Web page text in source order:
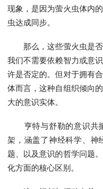
现象，是因为萤火虫体内
虫达成同步。
那么，这些萤火虫是否
我们不需要依赖智力或意
许是否定的。但对于拥有
体而言，这种自组织倾向
大的意识实体。
亨特与舒勒的意识共
架，涵盖了神经科学、神
题、以及意识的哲学问题
化方面的核心区别。